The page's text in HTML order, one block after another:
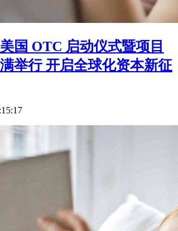
国 OTC 启动仪式暨项目
举行 开启全球化资本新征